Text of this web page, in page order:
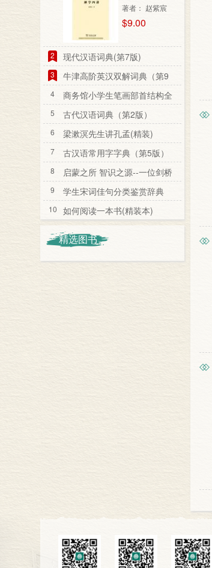
著者： 赵紫宸
$9.00
2 现代汉语词典(第7版)
3
牛津高阶英汉双解词典（第9
版）
4
商务馆小学生笔画部首结构全
笔顺字典
5 古代汉语词典（第2版）
6 梁漱溟先生讲孔孟(精装)
7 古汉语常用字字典（第5版）
8
启蒙之所 智识之源--一位剑桥
教授看剑桥
9 学生宋词佳句分类鉴赏辞典
10 如何阅读一本书(精装本)
精选图书